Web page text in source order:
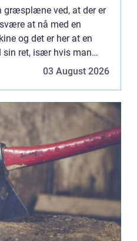
græsplæne ved, at der er
at nå med en
og det er her at en
ret, især hvis man
03 August 2026